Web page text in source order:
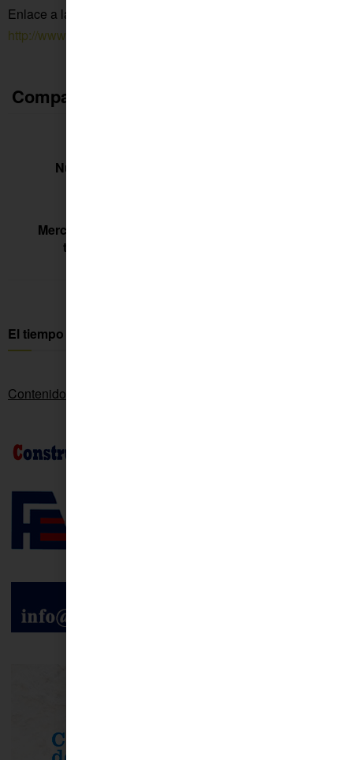
Enlace a la web de la Consejería de Sanidad
http://www.juntadeandalucia.es/
Compartir:
Nuevo caso de Covid en Fuente Palmera
Merche Peña: «Si partimos de la confianza y la
tranquilidad, el curso saldrá adelante»
El tiempo en Fuente Palmera
Contenido patrocinado